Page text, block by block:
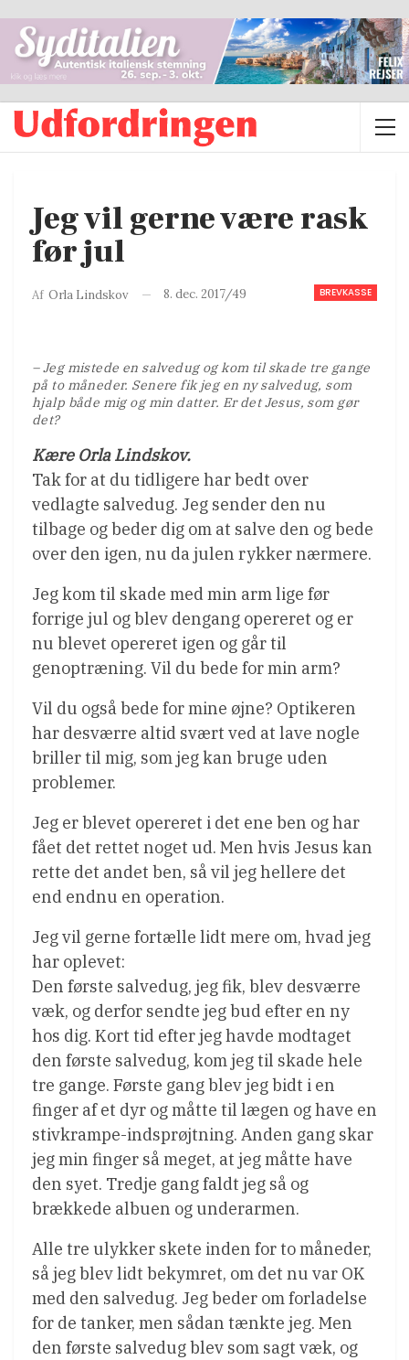
Jeg vil gerne være rask
før jul
BREVKASSE
Af Orla Lindskov 8. dec. 2017/49
– Jeg mistede en salvedug og kom til skade tre gange
på to måneder. Senere fik jeg en ny salvedug, som
hjalp både mig og min datter. Er det Jesus, som gør
det?
Kære Orla Lindskov.
Tak for at du tidligere har bedt over
vedlagte salvedug. Jeg sender den nu
tilbage og beder dig om at salve den og bede
over den igen, nu da julen rykker nærmere.
Jeg kom til skade med min arm lige før
forrige jul og blev dengang opereret og er
nu blevet opereret igen og går til
genoptræning. Vil du bede for min arm?
Vil du også bede for mine øjne? Optikeren
har desværre altid svært ved at lave nogle
briller til mig, som jeg kan bruge uden
problemer.
Jeg er blevet opereret i det ene ben og har
fået det rettet noget ud. Men hvis Jesus kan
rette det andet ben, så vil jeg hellere det
end endnu en operation.
Jeg vil gerne fortælle lidt mere om, hvad jeg
har oplevet:
Den første salvedug, jeg fik, blev desværre
væk, og derfor sendte jeg bud efter en ny
hos dig. Kort tid efter jeg havde modtaget
den første salvedug, kom jeg til skade hele
tre gange. Første gang blev jeg bidt i en
finger af et dyr og måtte til lægen og have en
stivkrampe-indsprøjtning. Anden gang skar
jeg min finger så meget, at jeg måtte have
den syet. Tredje gang faldt jeg så og
brækkede albuen og underarmen.
Alle tre ulykker skete inden for to måneder,
så jeg blev lidt bekymret, om det nu var OK
med den salvedug. Jeg beder om forladelse
for de tanker, men sådan tænkte jeg. Men
den første salvedug blev som sagt væk, og